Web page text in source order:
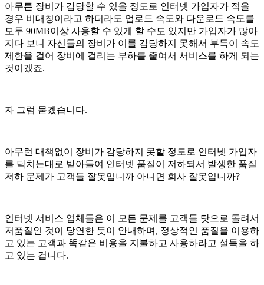
아무튼 장비가 감당할 수 있을 정도로 인터넷 가입자가 적을
경우 비대칭이라고 하더라도 업로드 속도와 다운로드 속도를
모두 90MB이상 사용할 수 있게 할 수도 있지만 가입자가 많아
지다 보니 자신들의 장비가 이를 감당하지 못해서 부득이 속도
제한을 걸어 장비에 걸리는 부하를 줄여서 서비스를 하게 되는
것이겠죠.
자 그럼 묻겠습니다.
아무런 대책없이 장비가 감당하지 못할 정도로 인터넷 가입자
를 닥치는대로 받아들여 인터넷 품질이 저하되서 발생한 품질
저하 문제가 고객들 잘못입니까 아니면 회사 잘못입니까?
인터넷 서비스 업체들은 이 모든 문제를 고객들 탓으로 돌려서
저품질인 것이 당연한 듯이 안내하며, 정상적인 품질을 이용하
고 있는 고객과 똑같은 비용을 지불하고 사용하라고 설득을 하
고 있는 겁니다.